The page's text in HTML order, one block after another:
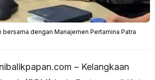
bersama dengan Manajemen Pertamina Patra
– Kelangkaan